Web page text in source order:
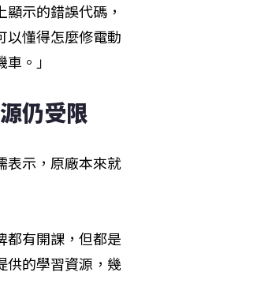
示的錯誤代碼，
以懂得怎麼修電動
。」
仍受限
表示，原廠本來就
都有開課，但都是
供的學習資源，幾